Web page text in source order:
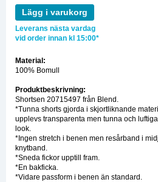
Lägg i varukorg
Leverans nästa vardag
vid order innan kl 15:00*
Material:
100% Bomull
Produktbeskrivning:
Shortsen 20715497 från Blend.
*Tunna shorts gjorda i skjortliknande
upplevs transparenta men tunna och
look.
*Ingen stretch i benen men resårband i
knytband.
*Sneda fickor upptill fram.
*En bakficka.
*Vidare passform i benen än standard.